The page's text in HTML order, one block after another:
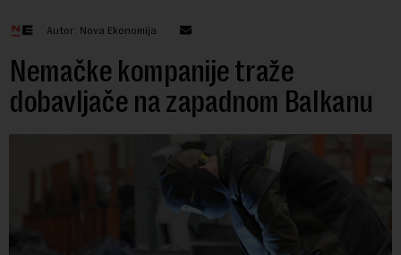
Autor: Nova Ekonomija
Nemačke kompanije traže
dobavljače na zapadnom Balkanu